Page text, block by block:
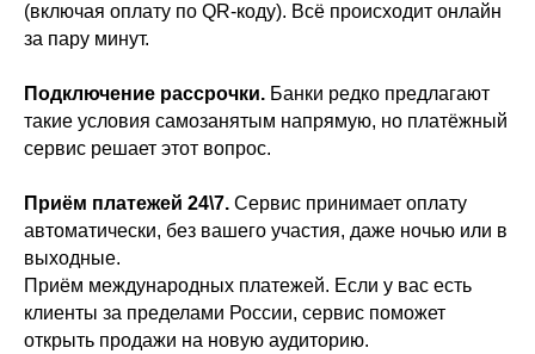
(включая оплату по QR-коду). Всё происходит онлайн
за пару минут.
Подключение рассрочки. Банки редко предлагают
такие условия самозанятым напрямую, но платёжный
сервис решает этот вопрос.
Приём платежей 24\7. Сервис принимает оплату
автоматически, без вашего участия, даже ночью или в
выходные.
Приём международных платежей. Если у вас есть
клиенты за пределами России, сервис поможет
открыть продажи на новую аудиторию.